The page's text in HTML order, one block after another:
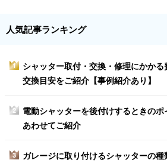
人気記事ランキング
1
シャッター取付・交換・修理にかか
交換目安をご紹介【事例紹介あり】
2
電動シャッターを後付けするときの
あわせてご紹介
3
ガレージに取り付けるシャッターの